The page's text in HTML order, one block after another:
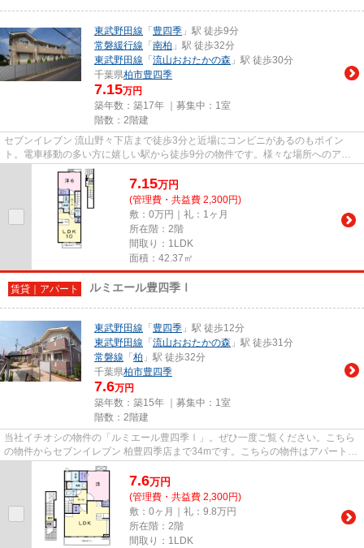
東武野田線 「 豊四季 」駅 徒歩9分
常磐緩行線 「 南柏 」駅 徒歩32分
東武野田線 「 流山おおたかの森 」駅 徒歩30分
千葉県柏市豊四季
7.15万円
築年数：築17年 ｜募集中： 1室
階数：2階建
セブンイレブン 流山野々下店まで徒歩3分と近場にコンビニがあるのもポイン
ト。電車移動の多い方に嬉しい駅から徒歩9分の物件です。様々な場所へのアク
セスがしやすくなる2駅利用可能...
7.15万円
(管理費・共益費 2,300円)
敷：0万円｜礼：1ヶ月
所在階：2階
間取り：1LDK
面積：42.37㎡
賃貸｜アパート ルミエール豊四季Ⅰ
東武野田線 「 豊四季 」駅 徒歩12分
東武野田線 「 流山おおたかの森 」駅 徒歩31分
常磐線 「 柏 」駅 徒歩32分
千葉県柏市豊四季
7.6万円
築年数：築15年 ｜募集中： 1室
階数：2階建
当社イチオシの物件の「ルミエール豊四季Ⅰ」。ぜひ一度ご覧ください。こちら
の物件からセブンイレブン 柏豊四季店まで34mです。こちらの物件はアパートで
す。こちらの物件は、駅へも徒...
7.6万円
(管理費・共益費 2,300円)
敷：0ヶ月｜礼：9.8万円
所在階：2階
間取り：1LDK